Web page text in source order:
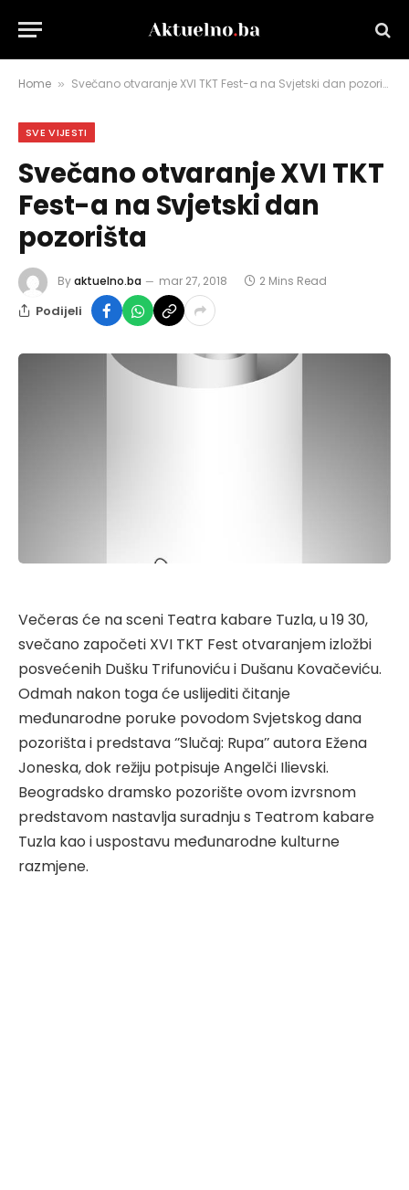
Home » Svečano otvaranje XVI TKT Fest-a na Svjetski dan pozorišta
SVE VIJESTI
Svečano otvaranje XVI TKT
Fest-a na Svjetski dan
pozorišta
Byaktuelno.ba mar 27, 2018 2 Mins Read
Podijeli
Večeras će na sceni Teatra kabare Tuzla, u 19 30,
svečano započeti XVI TKT Fest otvaranjem izložbi
posvećenih Dušku Trifunoviću i Dušanu Kovačeviću.
Odmah nakon toga će uslijediti čitanje
međunarodne poruke povodom Svjetskog dana
pozorišta i predstava ‘’Slučaj: Rupa’’ autora Ežena
Joneska, dok režiju potpisuje Angelči Ilievski.
Beogradsko dramsko pozorište ovom izvrsnom
predstavom nastavlja suradnju s Teatrom kabare
Tuzla kao i uspostavu međunarodne kulturne
razmjene.